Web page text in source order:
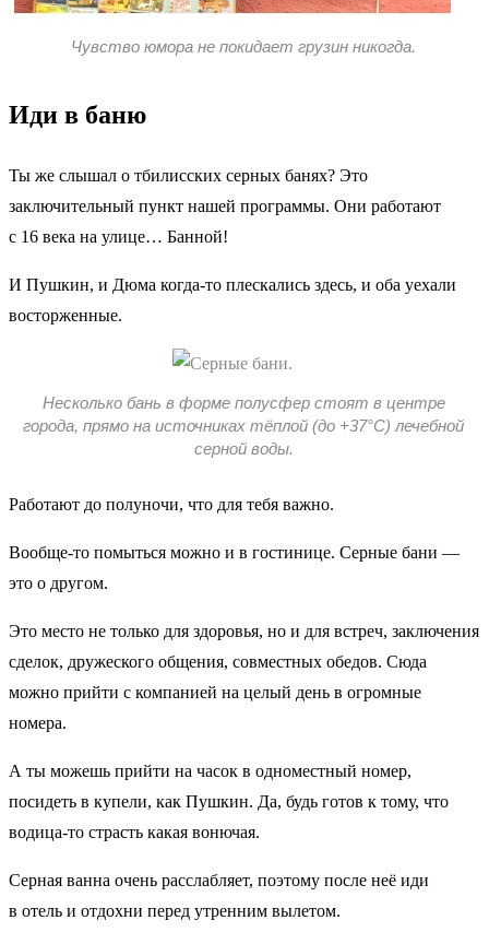
Чувство юмора не покидает грузин никогда.
Иди в баню
Ты же слышал о тбилисских серных банях? Это
заключительный пункт нашей программы. Они работают
с 16 века на улице… Банной!
И Пушкин, и Дюма когда-то плескались здесь, и оба уехали
восторженные.
Несколько бань в форме полусфер стоят в центре
города, прямо на источниках тёплой (до +37°С) лечебной
серной воды.
Работают до полуночи, что для тебя важно.
Вообще-то помыться можно и в гостинице. Серные бани —
это о другом.
Это место не только для здоровья, но и для встреч, заключения
сделок, дружеского общения, совместных обедов. Сюда
можно прийти с компанией на целый день в огромные
номера.
А ты можешь прийти на часок в одноместный номер,
посидеть в купели, как Пушкин. Да, будь готов к тому, что
водица-то страсть какая вонючая.
Серная ванна очень расслабляет, поэтому после неё иди
в отель и отдохни перед утренним вылетом.